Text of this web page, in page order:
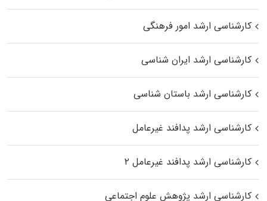
کارشناسی ارشد امور فرهنگی
کارشناسی ارشد ایران شناسی
کارشناسی ارشد باستان شناسی
کارشناسی ارشد پدافند غیرعامل
کارشناسی ارشد پدافند غیرعامل ۲
کارشناسی ارشد پژوهش علوم اجتماعی